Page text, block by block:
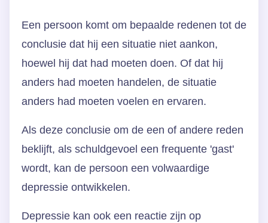
Een persoon komt om bepaalde redenen tot de
conclusie dat hij een situatie niet aankon,
hoewel hij dat had moeten doen. Of dat hij
anders had moeten handelen, de situatie
anders had moeten voelen en ervaren.
Als deze conclusie om de een of andere reden
beklijft, als schuldgevoel een frequente 'gast'
wordt, kan de persoon een volwaardige
depressie ontwikkelen.
Depressie kan ook een reactie zijn op